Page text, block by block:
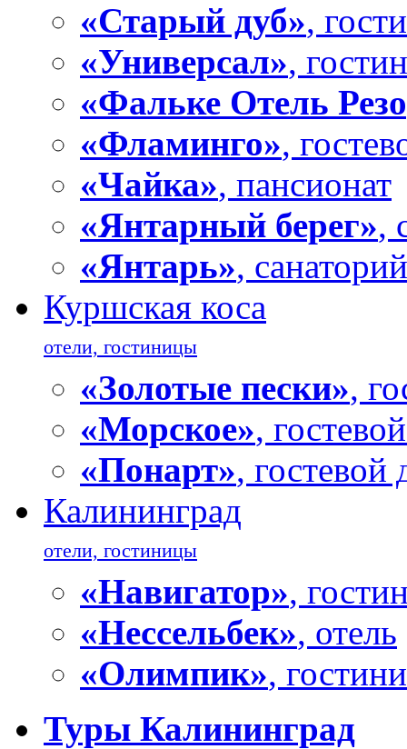
«Старый дуб»,
«Универсал»,
«Фальке Отель
«Фламинго»,
«Чайка», пансионат
«Янтарный берег»,
«Янтарь», санаторий
Куршская коса
отели, гостиницы
«Золотые пески»,
«Морское»,
«Понарт», гостевой
Калининград
отели, гостиницы
«Навигатор»,
«Нессельбек», отель
«Олимпик»,
Туры Калининград